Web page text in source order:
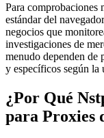
Para comprobaciones
estándar del
negocios que
investigaciones de
menudo dependen de
y específicos según la
¿Por Qué
para Proxies